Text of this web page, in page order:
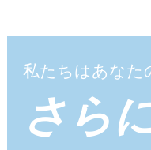
私たちはあなた
さら